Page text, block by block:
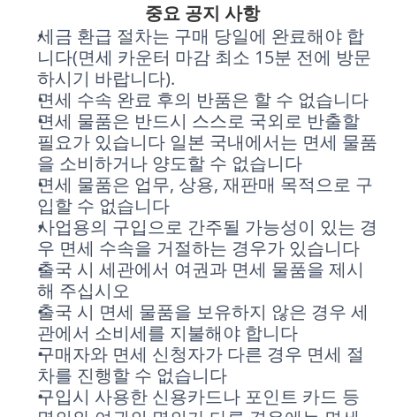
중요 공지 사항
세금 환급 절차는 구매 당일에 완료해야 합
니다(면세 카운터 마감 최소 15분 전에 방문
하시기 바랍니다).
면세 수속 완료 후의 반품은 할 수 없습니다
면세 물품은 반드시 스스로 국외로 반출할
필요가 있습니다 일본 국내에서는 면세 물품
을 소비하거나 양도할 수 없습니다
면세 물품은 업무, 상용, 재판매 목적으로 구
입할 수 없습니다
사업용의 구입으로 간주될 가능성이 있는 경
우 면세 수속을 거절하는 경우가 있습니다
출국 시 세관에서 여권과 면세 물품을 제시
해 주십시오
출국 시 면세 물품을 보유하지 않은 경우 세
관에서 소비세를 지불해야 합니다
구매자와 면세 신청자가 다른 경우 면세 절
차를 진행할 수 없습니다
구입시 사용한 신용카드나 포인트 카드 등